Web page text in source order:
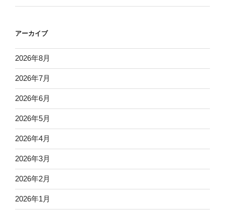
アーカイブ
2026年8月
2026年7月
2026年6月
2026年5月
2026年4月
2026年3月
2026年2月
2026年1月